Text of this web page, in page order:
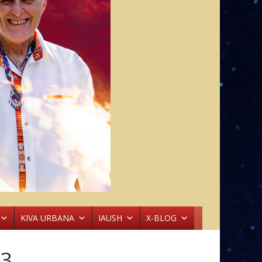
KIVA URBANA IAUSH X-BLOG